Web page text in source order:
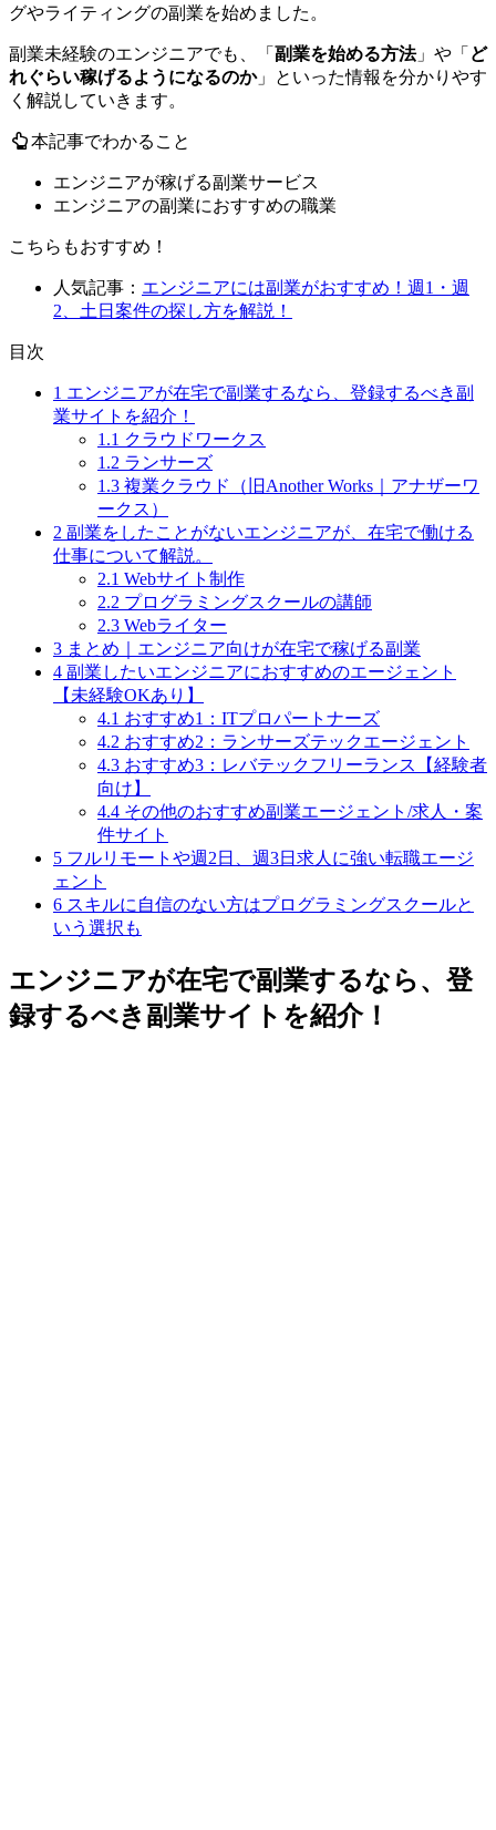
グやライティングの副業を始めました 。
副業未経験のエンジニアでも、「 副業を始める方法」や「 ど
れぐらい稼げるようになるのか」といった情報を分かりやす
く解説していきます。
本記事でわかること
エンジニアが稼げる副業サービス
エンジニアの副業におすすめの職業
こちらもおすすめ！
人気記事： エンジニアには副業がおすすめ！週1・週
2、土日案件の探し方を解説！
目次
1 エンジニアが在宅で副業するなら、登録するべき副
業サイトを紹介！
1.1 クラウドワークス
1.2 ランサーズ
1.3 複業クラウド（旧Another Works｜アナザーワ
ークス）
2 副業をしたことがないエンジニアが、在宅で働ける
仕事について解説。
2.1 Webサイト制作
2.2 プログラミングスクールの講師
2.3 Webライター
3 まとめ｜エンジニア向けが在宅で稼げる副業
4 副業したいエンジニアにおすすめのエージェント
【未経験OKあり】
4.1 おすすめ1：ITプロパートナーズ
4.2 おすすめ2：ランサーズテックエージェント
4.3 おすすめ3：レバテックフリーランス【経験者
向け】
4.4 その他のおすすめ副業エージェント/求人・案
件サイト
5 フルリモートや週2日、週3日求人に強い転職エージ
ェント
6 スキルに自信のない方はプログラミングスクールと
いう選択も
エンジニアが在宅で副業するなら、登
録するべき副業サイトを紹介！